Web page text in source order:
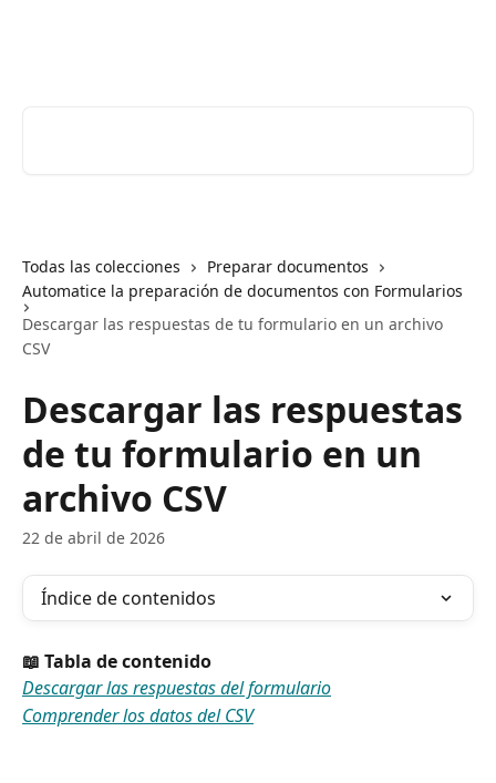
Todas las colecciones
Preparar documentos
Automatice la preparación de documentos con Formularios
Descargar las respuestas de tu formulario en un archivo
CSV
Descargar las respuestas
de tu formulario en un
archivo CSV
22 de abril de 2026
Índice de contenidos
📖 Tabla de contenido
Descargar las respuestas del formulario
Comprender los datos del CSV